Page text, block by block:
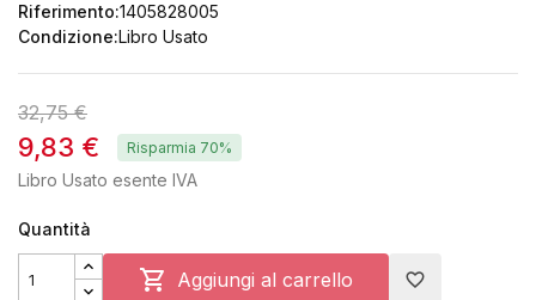
Riferimento:1405828005
Condizione:Libro Usato
32,75 €
9,83 € Risparmia 70%
Libro Usato esente IVA
Quantità
 Aggiungi al carrello favorite_border